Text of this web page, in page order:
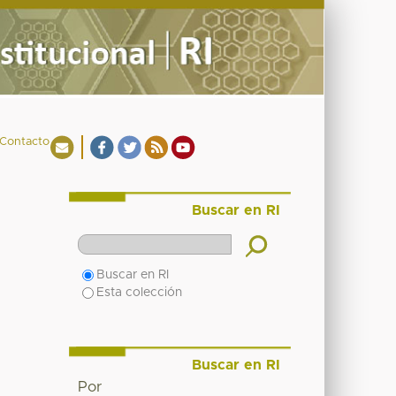
Contacto
Buscar en RI
Buscar en RI
Esta colección
Buscar en RI
Por